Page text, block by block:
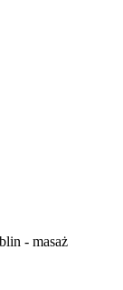
- masaż